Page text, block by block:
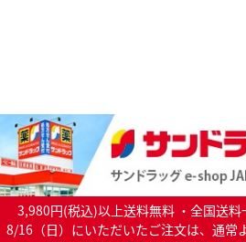
3,980円(税込)以上送料無料 ・全国送
8/16（日）にいただいたご注文は、通常